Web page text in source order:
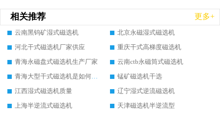
相关推荐 更多+
云南黑钨矿湿式磁选机
北京永磁湿式磁选机
河北干式磁选机厂家供应
重庆干式高梯度磁选机
青海永磁盘式磁选机生产厂家
云南ctb永磁筒式磁选机
青海大型干式磁选机是如何选矿的
锰矿磁选机干选
江西湿式磁选机质量
辽宁湿式逆流磁选机
上海半逆流式磁选机
天津磁选机半逆流型